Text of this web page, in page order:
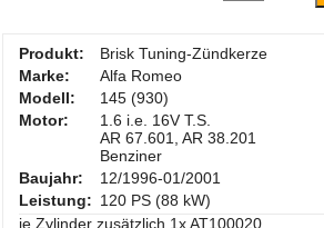
Produkt:
Brisk Tuning-Zündkerze
Marke:
Alfa Romeo
Modell:
145 (930)
Motor:
1.6 i.e. 16V T.S.
AR 67.601, AR 38.201
Benziner
Baujahr:
12/1996-01/2001
Leistung: 120 PS (88 kW)
je Zylinder zusätzlich 1x AT100020